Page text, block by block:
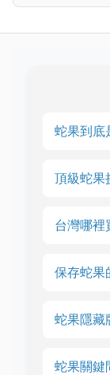
蛇果到底
頂級蛇果
台灣哪裡
保存蛇果
蛇果隱藏
蛇果關鍵